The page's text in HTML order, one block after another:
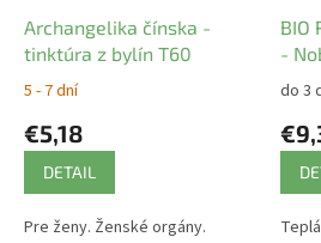
Archangelika čínska -
tinktúra z bylín T60
5 - 7 dní
€5,18
DETAIL
Pre ženy. Ženské orgány.
BIO
-
do 3